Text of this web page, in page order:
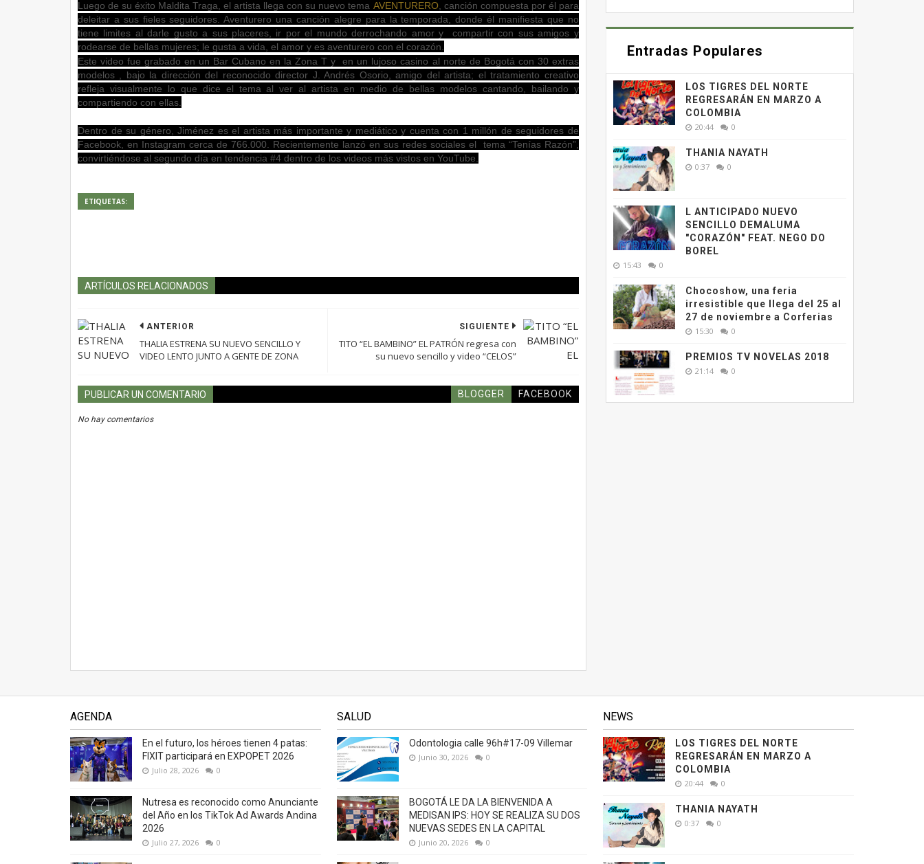
Luego de su éxito Maldita Traga, el artista llega con su nuevo tema AVENTURERO, canción compuesta por él para
deleitar a sus fieles seguidores. Aventurero una canción alegre para la temporada, donde él manifiesta que no
tiene limites al darle gusto a sus placeres, ir por el mundo derrochando amor y compartir con sus amigos y
rodearse de bellas mujeres; le gusta a vida, el amor y es aventurero con el corazón.
Este video fue grabado en un Bar Cubano en la Zona T y en un lujoso casino al norte de Bogotá con 30 extras
modelos , bajo la dirección del reconocido director J. Andrés Osorio, amigo del artista; el tratamiento creativo
refleja visualmente lo que dice el tema al ver al artista en medio de bellas modelos cantando, bailando y
compartiendo con ellas.
Dentro de su género, Jiménez es el artista más importante y mediático y cuenta con 1 millón de seguidores de
Facebook, en Instagram cerca de 766.000. Recientemente lanzó en sus redes sociales el tema “Tenías Razón”,
convirtiéndose al segundo día en tendencia #4 dentro de los videos más vistos en YouTube.
ETIQUETAS:
ARTÍCULOS RELACIONADOS
SIGUIENTE
TITO “EL BAMBINO” EL PATRÓN regresa con
su nuevo sencillo y video “CELOS”
ANTERIOR
THALIA ESTRENA SU NUEVO SENCILLO Y
VIDEO LENTO JUNTO A GENTE DE ZONA
PUBLICAR UN COMENTARIO BLOGGER FACEBOOK
No hay comentarios
Entradas Populares
LOS TIGRES DEL NORTE
REGRESARÁN EN MARZO A
COLOMBIA
20:44 0
THANIA NAYATH
0:37 0
L ANTICIPADO NUEVO
SENCILLO DEMALUMA
"CORAZÓN" FEAT. NEGO DO
BOREL
15:43 0
Chocoshow, una feria
irresistible que llega del 25 al
27 de noviembre a Corferias
15:30 0
PREMIOS TV NOVELAS 2018
21:14 0
AGENDA
En el futuro, los héroes tienen 4 patas:
FIXIT participará en EXPOPET 2026
Julio 28, 2026 0
Nutresa es reconocido como Anunciante
del Año en los TikTok Ad Awards Andina
2026
Julio 27, 2026 0
SALUD
Odontologia calle 96h#17-09 Villemar
Junio 30, 2026 0
BOGOTÁ LE DA LA BIENVENIDA A
MEDISAN IPS: HOY SE REALIZA SU DOS
NUEVAS SEDES EN LA CAPITAL
Junio 20, 2026 0
NEWS
LOS TIGRES DEL NORTE
REGRESARÁN EN MARZO A
COLOMBIA
20:44 0
THANIA NAYATH
0:37 0